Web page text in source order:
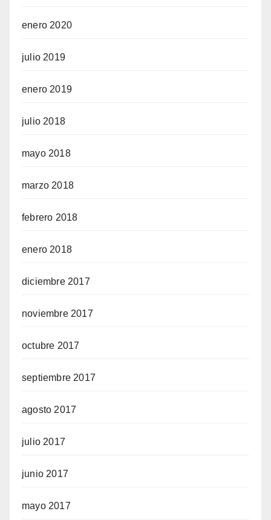
enero 2020
julio 2019
enero 2019
julio 2018
mayo 2018
marzo 2018
febrero 2018
enero 2018
diciembre 2017
noviembre 2017
octubre 2017
septiembre 2017
agosto 2017
julio 2017
junio 2017
mayo 2017